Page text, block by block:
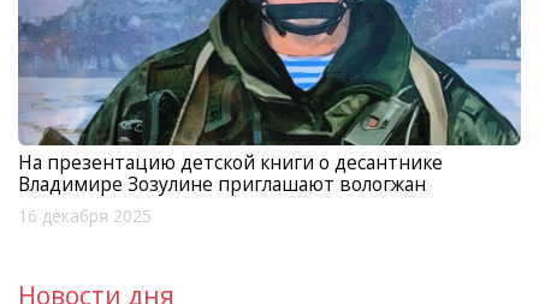
На презентацию детской книги о десантнике
Владимире Зозулине приглашают вологжан
16 декабря 2025
Новости дня